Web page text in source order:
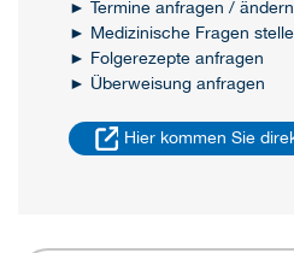
► Termine anfragen / ändern
► Medizinische Fragen
► Folgerezepte anfragen
► Überweisung anfragen
Hier kommen Sie